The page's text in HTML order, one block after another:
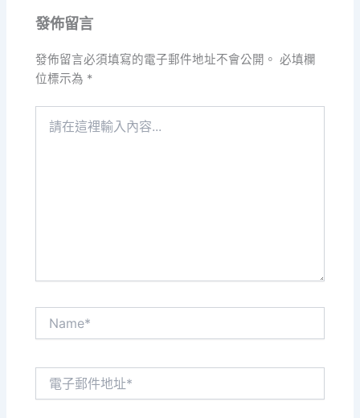
發佈留言
發佈留言必須填寫的電子郵件地址不會公開。 必填欄
位標示為 *